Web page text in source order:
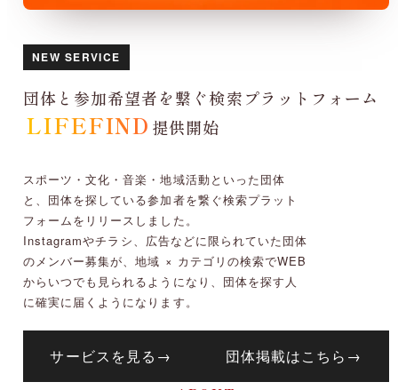
NEW SERVICE
団体と参加希望者を繋ぐ検索プラットフォーム
LIFEFIND 提供開始
スポーツ・文化・音楽・地域活動といった団体
と、団体を探している参加者を繋ぐ検索プラット
フォームをリリースしました。
Instagramやチラシ、広告などに限られていた団体
のメンバー募集が、地域 × カテゴリの検索でWEB
からいつでも見られるようになり、団体を探す人
に確実に届くようになります。
サービスを見る → 団体掲載はこちら →